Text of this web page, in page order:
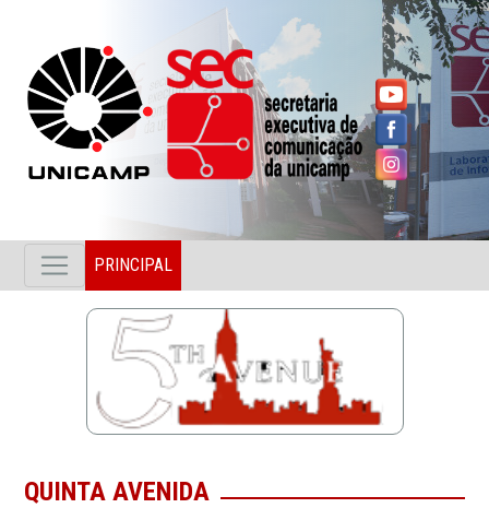
PRINCIPAL
QUINTA AVENIDA